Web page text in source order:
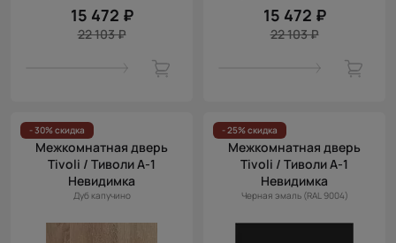
15 472 ₽
22 103 ₽
15 472 ₽
22 103 ₽
- 30% скидка
Межкомнатная дверь
Tivoli / Тиволи А-1
Невидимка
Дуб капучино
- 25% скидка
Межкомнатная дверь
Tivoli / Тиволи А-1
Невидимка
Черная эмаль (RAL 9004)